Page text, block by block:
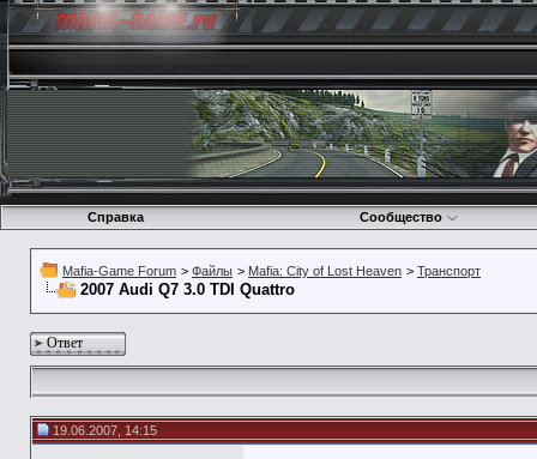
Справка Сообщество
Mafia-Game Forum > Файлы > Mafia: City of Lost Heaven > Транспорт
2007 Audi Q7 3.0 TDI Quattro
Ответ
19.06.2007, 14:15